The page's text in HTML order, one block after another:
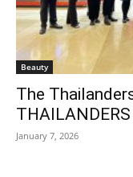
Beauty
The
THAILANDERS
January 7, 2026